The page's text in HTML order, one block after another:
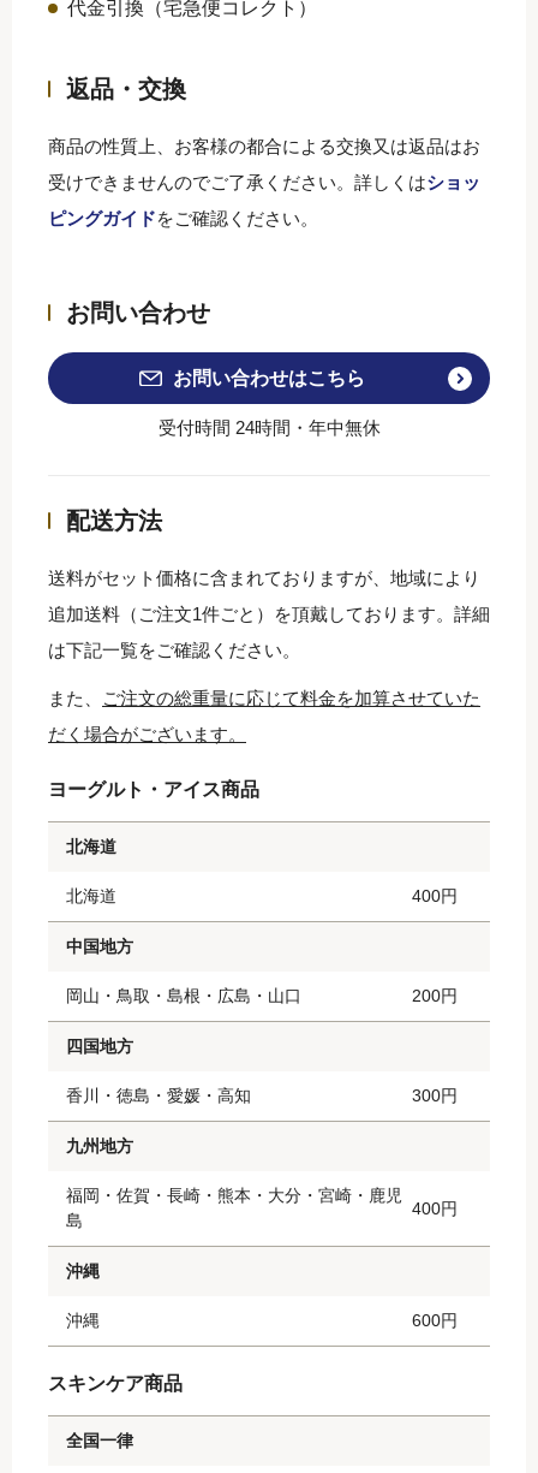
代金引換（宅急便コレクト）
返品・交換
商品の性質上、お客様の都合による交換又は返品はお
受けできませんのでご了承ください。詳しくはショッ
ピングガイドをご確認ください。
お問い合わせ
お問い合わせはこちら
受付時間 24時間・年中無休
配送方法
送料がセット価格に含まれておりますが、地域により
追加送料（ご注文1件ごと）を頂戴しております。詳細
は下記一覧をご確認ください。
また、
ご注文の総重量に応じて料金を加算させていた
だく場合がございます。
ヨーグルト・アイス商品
北海道
北海道 400円
中国地方
岡山・鳥取・島根・広島・山口 200円
四国地方
香川・徳島・愛媛・高知 300円
九州地方
福岡・佐賀・長崎・熊本・大分・宮崎・鹿児
島
400円
沖縄
沖縄 600円
スキンケア商品
全国一律